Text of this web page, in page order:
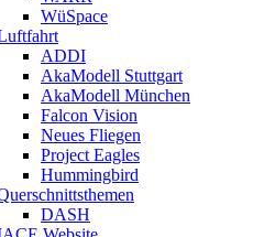
WüSpace
ADDI
AkaModell Stuttgart
AkaModell München
Falcon Vision
Neues Fliegen
Project Eagles
Hummingbird
DASH